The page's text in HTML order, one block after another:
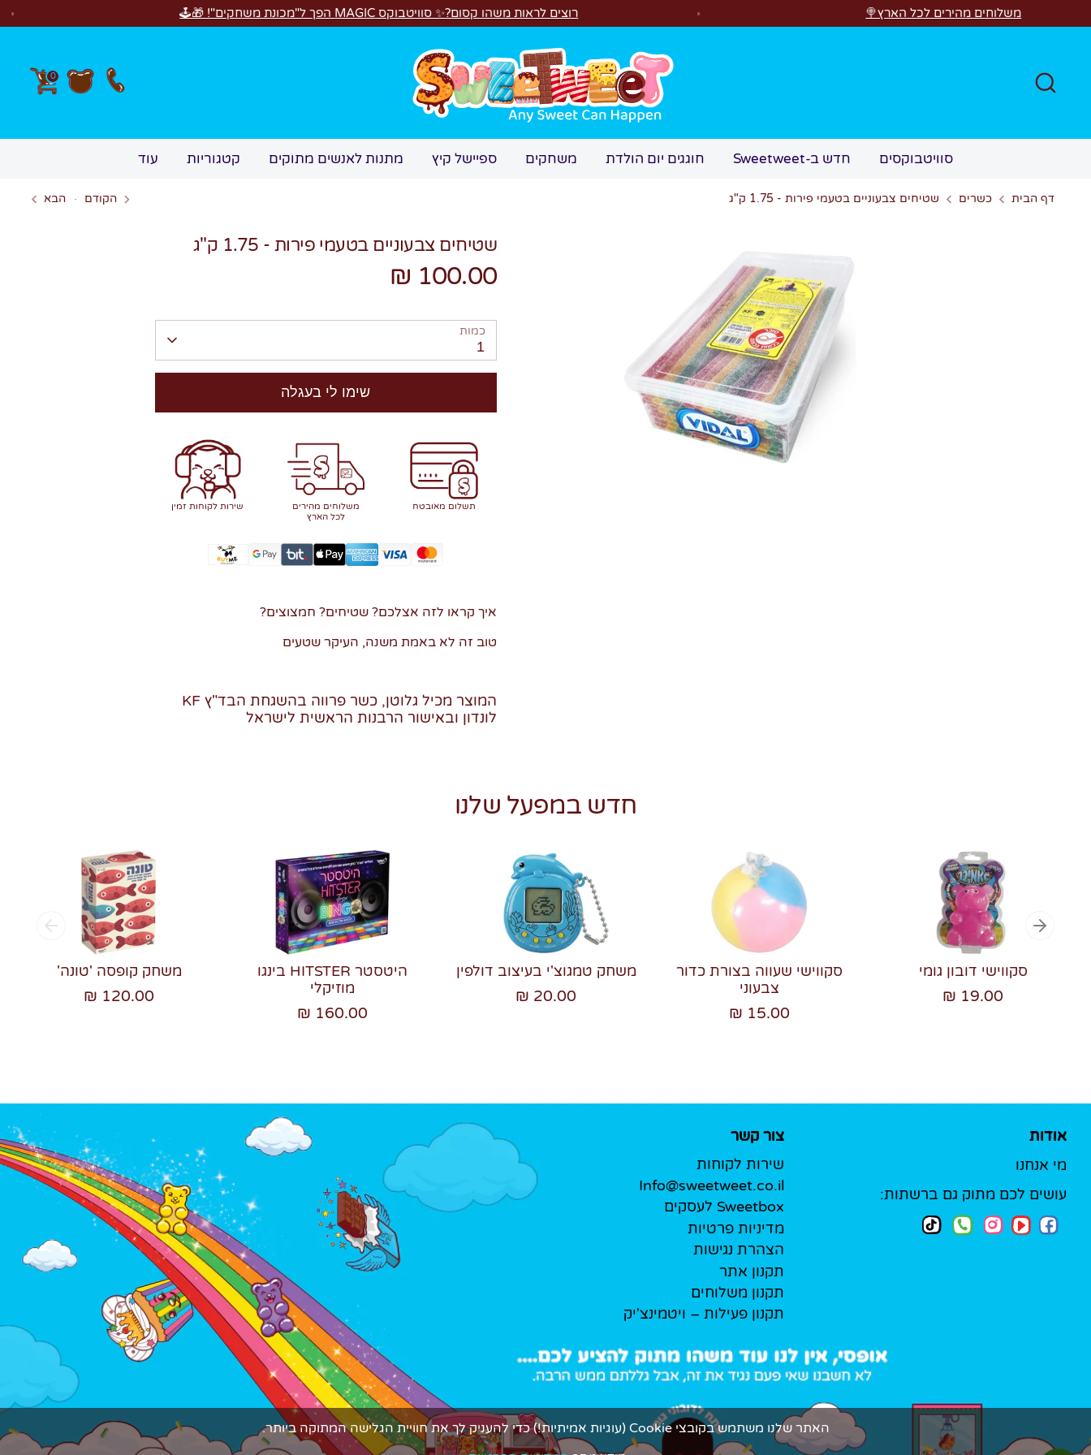
מהירים לכל הארץ🍭 רוצים לראות משהו קסום?✨ סוויטבוקס MAGIC הפך ל"מכונת משחקים"! 🎁🕹️
חיפוש 0
סוויטבוקסים חדש ב-Sweetweet חוגגים יום הולדת משחקים ספיישל קיץ מתנות לאנשים מתוקים קטגוריות עוד
דף הבית כשרים שטיחים צבעוניים בטעמי פירות - 1.75 ק"ג הקודם הבא
שטיחים צבעוניים בטעמי פירות - 1.75 ק"ג
100.00 ₪
כמות
1
שימו לי בעגלה
תשלום מאובטח
משלוחים מהירים
לכל הארץ
שירות לקוחות זמין
איך קראו לזה אצלכם? שטיחים? חמצוצים?
טוב זה לא באמת משנה, העיקר שטעים
המוצר מכיל גלוטן, כשר פרווה בהשגחת הבד"ץ KF
לונדון ובאישור הרבנות הראשית לישראל
חדש במפעל שלנו
משחק קופסה 'טונה'
120.00 ₪
היטסטר HITSTER בינגו
מוזיקלי
160.00 ₪
משחק טמגוצ'י בעיצוב דולפין
20.00 ₪
סקווישי שעווה בצורת כדור
צבעוני
15.00 ₪
סקווישי דובון גומי
19.00 ₪
אודות
מי אנחנו
עושים לכם מתוק גם ברשתות:
צור קשר
שירות לקוחות
Info@sweetweet.co.il
Sweetbox לעסקים
מדיניות פרטיות
הצהרת נגישות
תקנון אתר
תקנון משלוחים
תקנון פעילות – ויטמינצ'יק
האתר שלנו משתמש בקובצי Cookie (עוגיות אמיתיות!) כדי להעניק לך את חוויית הגלישה המתוקה ביותר.